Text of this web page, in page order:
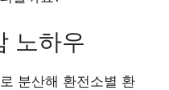
노하우
분산해 환전소별 환